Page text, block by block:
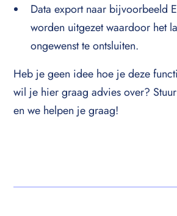
Data export naar bijvoorbeeld
worden uitgezet waardoor het
ongewenst te ontsluiten.
Heb je geen idee hoe je deze
wil je hier graag advies over?
en we helpen je graag!